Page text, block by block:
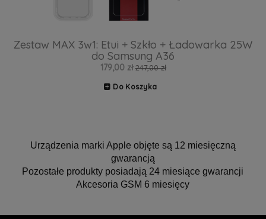
Zestaw MAX 3w1: Etui + Szkło + Ładowarka 25W
do Samsung A36
179,00 zł 247,00 zł
Do Koszyka
Urządzenia marki Apple objęte są 12 miesięczną
gwarancją
Pozostałe produkty posiadają 24 miesiące gwarancji
Akcesoria GSM 6 miesięcy